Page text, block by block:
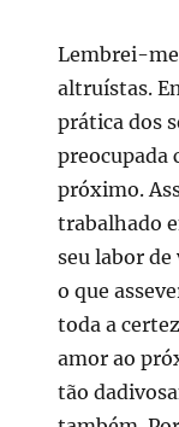
Lembrei-
altruístas.
prática dos
preocupada
próximo.
trabalhado
seu labor
o que
toda a
amor ao
tão